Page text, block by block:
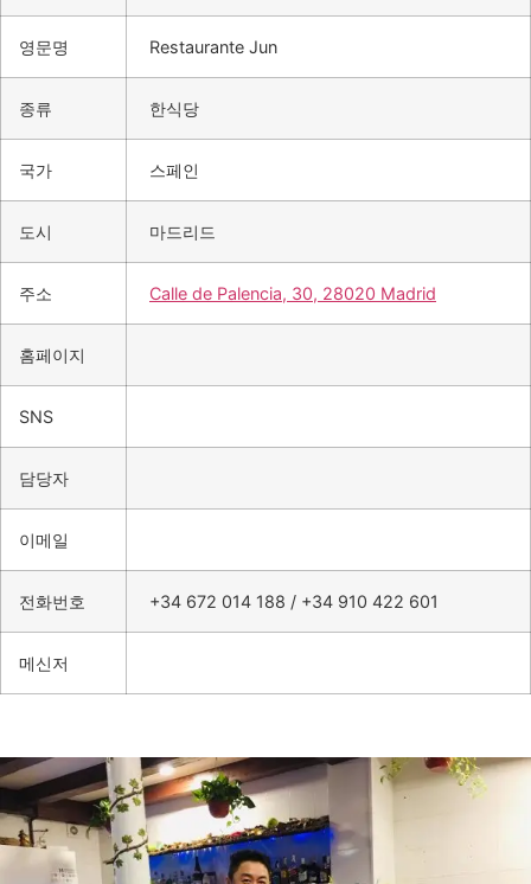
영문명 Restaurante Jun
종류 한식당
국가 스페인
도시 마드리드
주소 Calle de Palencia, 30, 28020 Madrid
홈페이지
SNS
담당자
이메일
전화번호 +34 672 014 188 / +34 910 422 601
메신저